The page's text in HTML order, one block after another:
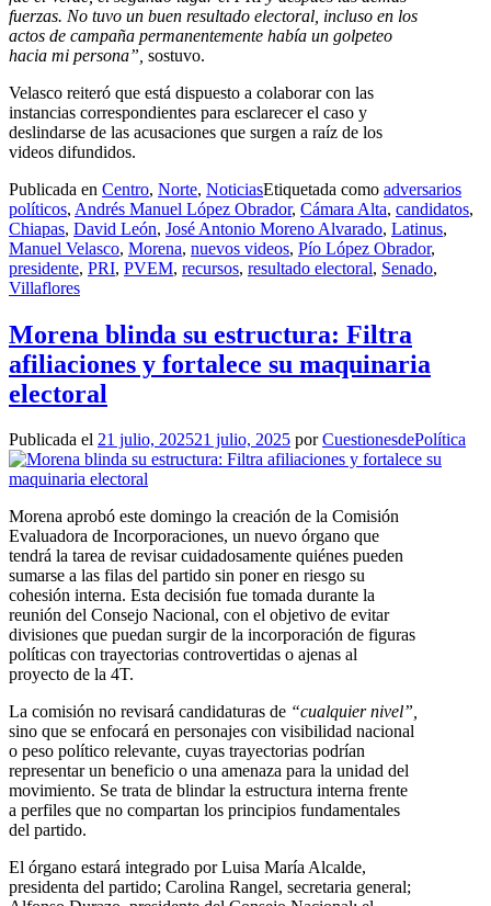
fuerzas. No tuvo un buen resultado electoral, incluso en los
actos de campaña permanentemente había un golpeteo
hacia mi persona”, sostuvo.
Velasco reiteró que está dispuesto a colaborar con las
instancias correspondientes para esclarecer el caso y
deslindarse de las acusaciones que surgen a raíz de los
videos difundidos.
Publicada en Centro, Norte, NoticiasEtiquetada como adversarios
políticos, Andrés Manuel López Obrador, Cámara Alta, candidatos,
Chiapas, David León, José Antonio Moreno Alvarado, Latinus,
Manuel Velasco, Morena, nuevos videos, Pío López Obrador,
presidente, PRI, PVEM, recursos, resultado electoral, Senado,
Villaflores
Morena blinda su estructura: Filtra
afiliaciones y fortalece su maquinaria
electoral
Publicada el 21 julio, 202521 julio, 2025 porCuestionesdePolítica
Morena aprobó este domingo la creación de la Comisión
Evaluadora de Incorporaciones, un nuevo órgano que
tendrá la tarea de revisar cuidadosamente quiénes pueden
sumarse a las filas del partido sin poner en riesgo su
cohesión interna. Esta decisión fue tomada durante la
reunión del Consejo Nacional, con el objetivo de evitar
divisiones que puedan surgir de la incorporación de figuras
políticas con trayectorias controvertidas o ajenas al
proyecto de la 4T.
La comisión no revisará candidaturas de “cualquier nivel”,
sino que se enfocará en personajes con visibilidad nacional
o peso político relevante, cuyas trayectorias podrían
representar un beneficio o una amenaza para la unidad del
movimiento. Se trata de blindar la estructura interna frente
a perfiles que no compartan los principios fundamentales
del partido.
El órgano estará integrado por Luisa María Alcalde,
presidenta del partido; Carolina Rangel, secretaria general;